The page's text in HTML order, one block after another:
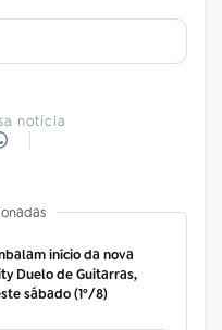
notícia
início da nova
Duelo de Guitarras,
sábado (1º/8)